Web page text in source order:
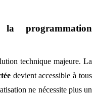
programmation
technique majeure. La
devient accessible à tous
ne nécessite plus un